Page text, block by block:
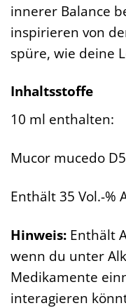
innerer Balance
inspirieren von
spüre, wie deine
Inhaltsstoffe
10 ml enthalten:
Mucor mucedo
Enthält 35 Vol.-%
Hinweis: Enthält
wenn du unter
Medikamente
interagieren